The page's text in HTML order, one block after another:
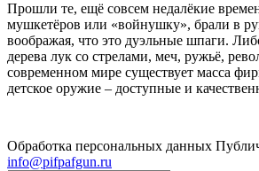
Прошли те, ещё совсем недалёкие
мушкетёров или «войнушку», брали в
воображая, что это дуэльные шпаги.
дерева лук со стрелами, меч, ружьё,
современном мире существует масса
детское оружие – доступные и
Обработка персональных данных
info@pifpafgun.ru